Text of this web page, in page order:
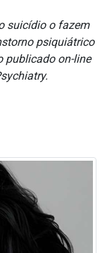
suicídio o fazem
psiquiátrico
publicado on-line